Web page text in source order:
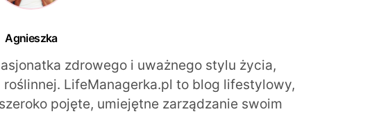
Agnieszka
zdrowego i uważnego stylu życia,
roślinnej. LifeManagerka.pl to blog lifestylowy,
pojęte, umiejętne zarządzanie swoim